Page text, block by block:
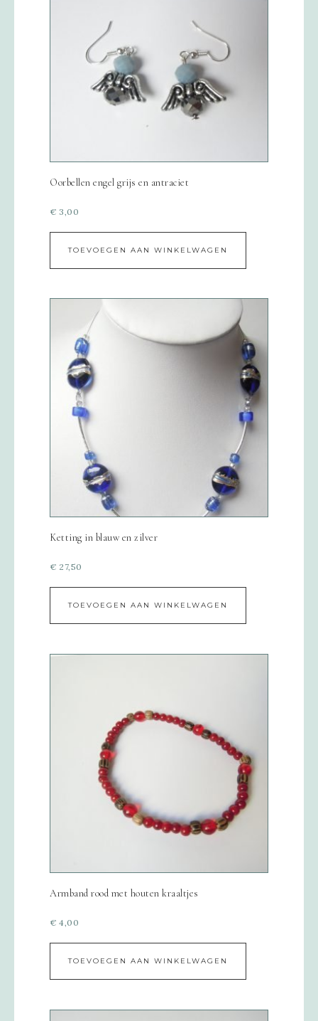
Oorbellen engel grijs en antraciet
€ 3,00
TOEVOEGEN AAN WINKELWAGEN
Ketting in blauw en zilver
€ 27,50
TOEVOEGEN AAN WINKELWAGEN
Armband rood met houten kraaltjes
€ 4,00
TOEVOEGEN AAN WINKELWAGEN